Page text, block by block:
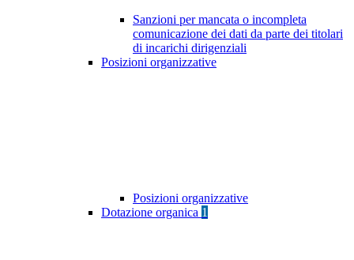
Sanzioni per mancata o incompleta
comunicazione dei dati da parte dei titolari
di incarichi dirigenziali
Posizioni organizzative
Posizioni organizzative
Dotazione organica 1